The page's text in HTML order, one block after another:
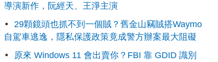
導演新作，阮經天、王淨主演
29顆鏡頭也抓不到一個賊？舊金山竊賊搭Waymo
自駕車逃逸，隱私保護政策竟成警方辦案最大阻礙
原來 Windows 11 會出賣你？FBI 靠 GDID 識別